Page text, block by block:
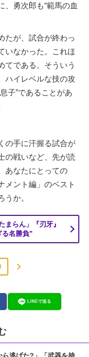
、勇次郎も“範馬の血
たが、試合が終わっ
いなかった。これほ
てである。そういう
ハイレベルな技の攻
子”であることがあ
の手に汗握る試合が
の戦いなど、先が読
あなたにとっての
メント編」のベスト
うか。
まらん」『刃牙』
名勝負”
LINEで送る